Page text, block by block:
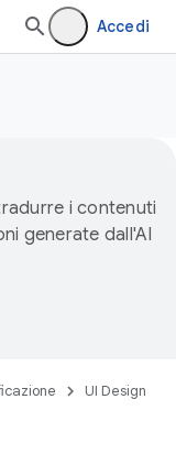
Accedi
i contenuti
generate dall'AI
UI Design